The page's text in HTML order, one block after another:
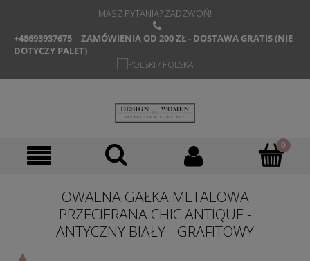
MASZ PYTANIA? ZADZWOŃ!
+48693937675
ZAMÓWIENIA OD 200 ZŁ - DOSTAWA GRATIS (NIE
DOTYCZY PALET)
OWALNA GAŁKA METALOWA
PRZECIERANA CHIC ANTIQUE -
ANTYCZNY BIAŁY - GRAFITOWY